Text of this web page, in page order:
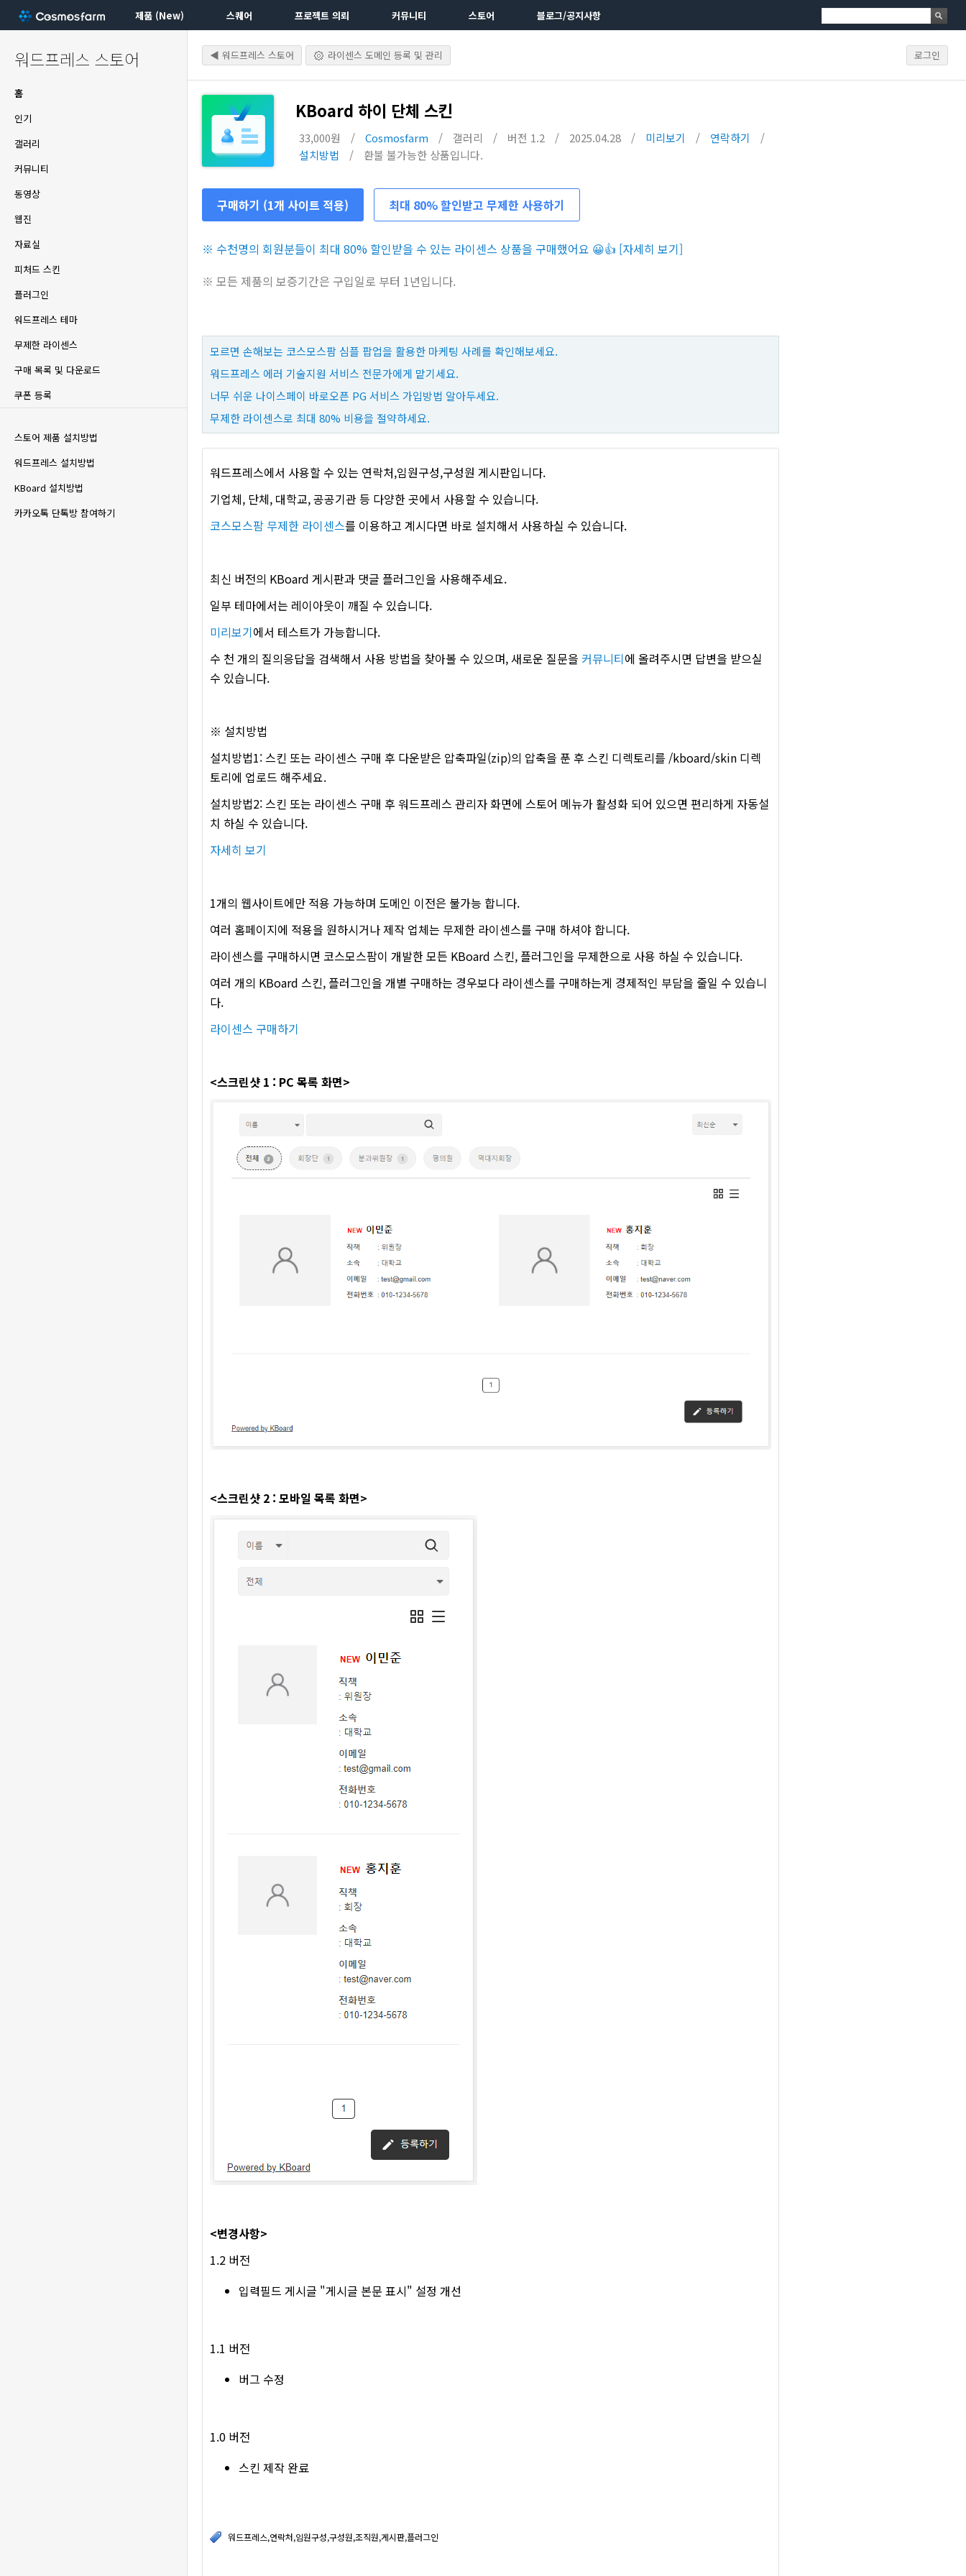
제품 (New) 스퀘어 프로젝트 의뢰 커뮤니티 스토어 블로그/공지사항
워드프레스 스토어
홈
인기
갤러리
커뮤니티
동영상
웹진
자료실
피처드 스킨
플러그인
워드프레스 테마
무제한 라이센스
구매 목록 및 다운로드
쿠폰 등록
스토어 제품 설치방법
워드프레스 설치방법
KBoard 설치방법
카카오톡 단톡방 참여하기
◀ 워드프레스 스토어 라이센스 도메인 등록 및 관리 로그인
KBoard 하이 단체 스킨
33,000원 / Cosmosfarm / 갤러리 / 버전 1.2 / 2025.04.28 / 미리보기 / 연락하기
/
설치방법
/ 환불 불가능한 상품입니다.
구매하기 (1개 사이트 적용) 최대 80% 할인받고 무제한 사용하기
※ 수천명의 회원분들이 최대 80% 할인받을 수 있는 라이센스 상품을 구매했어요 😀👍 [자세히 보기]
※ 모든 제품의 보증기간은 구입일로 부터 1년입니다.
모르면 손해보는 코스모스팜 심플 팝업을 활용한 마케팅 사례를 확인해보세요.
워드프레스 에러 기술지원 서비스 전문가에게 맡기세요.
너무 쉬운 나이스페이 바로오픈 PG 서비스 가입방법 알아두세요.
무제한 라이센스로 최대 80% 비용을 절약하세요.
워드프레스에서 사용할 수 있는 연락처,임원구성,구성원 게시판입니다.
기업체, 단체, 대학교, 공공기관 등 다양한 곳에서 사용할 수 있습니다.
코스모스팜 무제한 라이센스를 이용하고 계시다면 바로 설치해서 사용하실 수 있습니다.
최신 버전의 KBoard 게시판과 댓글 플러그인을 사용해주세요.
일부 테마에서는 레이아웃이 깨질 수 있습니다.
미리보기에서 테스트가 가능합니다.
수 천 개의 질의응답을 검색해서 사용 방법을 찾아볼 수 있으며, 새로운 질문을 커뮤니티에 올려주시면 답변을 받으실
수 있습니다.
※ 설치방법
설치방법1: 스킨 또는 라이센스 구매 후 다운받은 압축파일(zip)의 압축을 푼 후 스킨 디렉토리를 /kboard/skin 디렉
토리에 업로드 해주세요.
설치방법2: 스킨 또는 라이센스 구매 후 워드프레스 관리자 화면에 스토어 메뉴가 활성화 되어 있으면 편리하게 자동설
치 하실 수 있습니다.
자세히 보기
1개의 웹사이트에만 적용 가능하며 도메인 이전은 불가능 합니다.
여러 홈페이지에 적용을 원하시거나 제작 업체는 무제한 라이센스를 구매 하셔야 합니다.
라이센스를 구매하시면 코스모스팜이 개발한 모든 KBoard 스킨, 플러그인을 무제한으로 사용 하실 수 있습니다.
여러 개의 KBoard 스킨, 플러그인을 개별 구매하는 경우보다 라이센스를 구매하는게 경제적인 부담을 줄일 수 있습니
다.
라이센스 구매하기
<스크린샷 1 : PC 목록 화면>
<스크린샷 2 : 모바일 목록 화면>
<변경사항>
1.2 버전
입력필드 게시글 "게시글 본문 표시" 설정 개선
1.1 버전
버그 수정
1.0 버전
스킨 제작 완료
워드프레스,연락처,임원구성,구성원,조직원,게시판,플러그인